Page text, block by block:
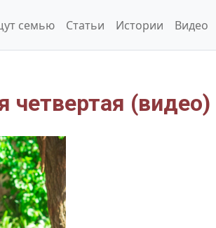
семью Статьи Истории Видео
четвертая (видео)